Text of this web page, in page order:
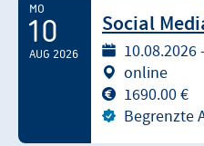
MO
10
AUG 2026
Social
10.08.2026
online
1690.00 €
Begrenzte